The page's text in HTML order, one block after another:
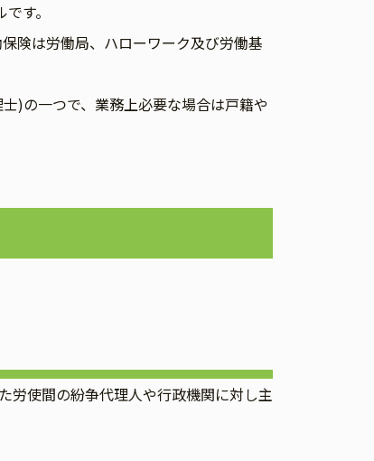
す。
険は労働局、ハローワーク及び労働基
)の一つで、業務上必要な場合は戸籍や
使間の紛争代理人や行政機関に対し主